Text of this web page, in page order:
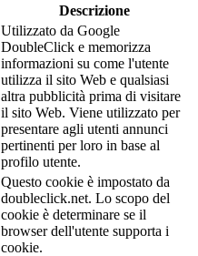
Descrizione
Utilizzato da Google
DoubleClick e memorizza
informazioni su come l'utente
utilizza il sito Web e qualsiasi
altra pubblicità prima di visitare
il sito Web. Viene utilizzato per
presentare agli utenti annunci
pertinenti per loro in base al
profilo utente.
Questo cookie è impostato da
doubleclick.net. Lo scopo del
cookie è determinare se il
browser dell'utente supporta i
cookie.